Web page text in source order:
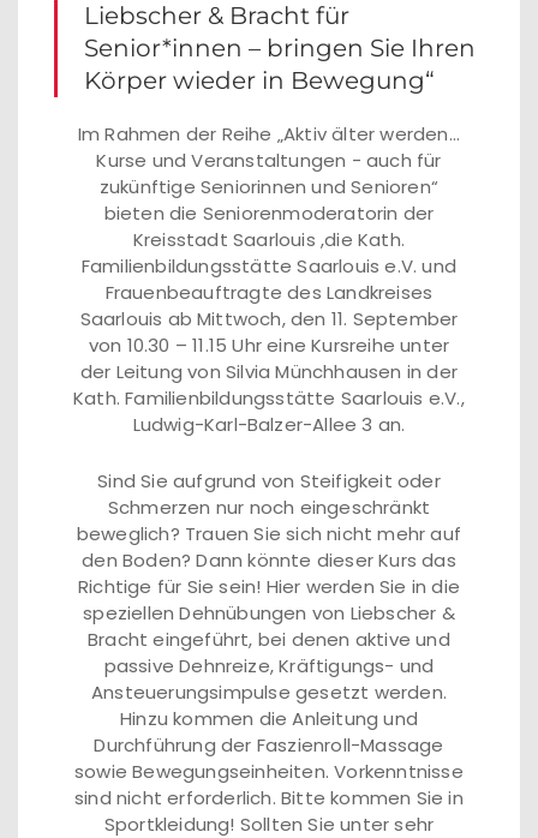
Liebscher & Bracht für
Senior*innen – bringen Sie Ihren
Körper wieder in Bewegung“
Im Rahmen der Reihe „Aktiv älter werden...
Kurse und Veranstaltungen - auch für
zukünftige Seniorinnen und Senioren“
bieten die Seniorenmoderatorin der
Kreisstadt Saarlouis ,die Kath.
Familienbildungsstätte Saarlouis e.V. und
Frauenbeauftragte des Landkreises
Saarlouis ab Mittwoch, den 11. September
von 10.30 – 11.15 Uhr eine Kursreihe unter
der Leitung von Silvia Münchhausen in der
Kath. Familienbildungsstätte Saarlouis e.V.,
Ludwig-Karl-Balzer-Allee 3 an.
Sind Sie aufgrund von Steifigkeit oder
Schmerzen nur noch eingeschränkt
beweglich? Trauen Sie sich nicht mehr auf
den Boden? Dann könnte dieser Kurs das
Richtige für Sie sein! Hier werden Sie in die
speziellen Dehnübungen von Liebscher &
Bracht eingeführt, bei denen aktive und
passive Dehnreize, Kräftigungs- und
Ansteuerungsimpulse gesetzt werden.
Hinzu kommen die Anleitung und
Durchführung der Faszienroll-Massage
sowie Bewegungseinheiten. Vorkenntnisse
sind nicht erforderlich. Bitte kommen Sie in
Sportkleidung! Sollten Sie unter sehr